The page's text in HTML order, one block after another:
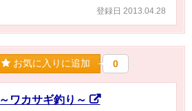
登録日 2013.04.28
お気に入りに追加 0
ワカサギ釣り～